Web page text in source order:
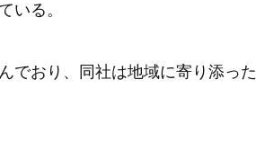
いる。
でおり、同社は地域に寄り添った